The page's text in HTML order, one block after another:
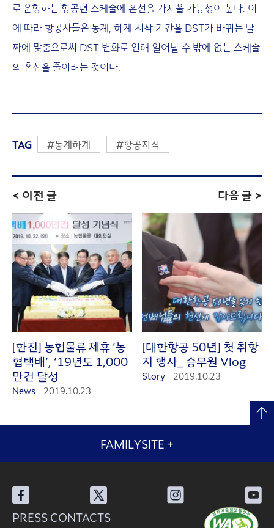
로 운항하는 항공편 스케줄에 혼선을 가져올 가능성이 높다. 이
에 따라 항공사들은 동계, 하계 시작 기간을 DST가 바뀌는 날
짜에 맞춤으로써 DST 변화로 인해 일어날 수 밖에 없는 스케줄
의 혼선을 줄이려는 것이다.
TAG #동계하계 #항공지식
< 이전 글
[한진] 농협물류 제휴 ‘농
협택배’, ‘19년도 1,000
만건 달성
News 2019.10.23
다음 글 >
[대한항공 50년] 첫 취항
지 행사_ 승무원 Vlog
Story 2019.10.23
FAMILYSITE +
PRESS CONTACTS